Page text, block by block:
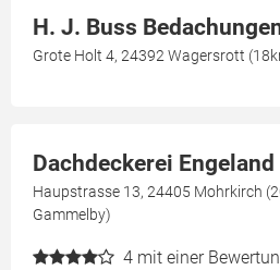
H. J. Buss
Grote Holt 4, 24392 Wagersrott
Dachdeckerei Engeland
Haupstrasse 13, 24405 Mohrkirch
Gammelby)
4 mit einer